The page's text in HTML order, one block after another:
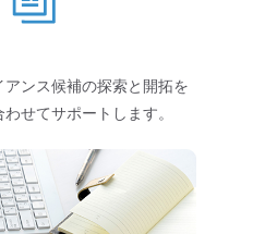
ンス候補の探索と開拓を
せてサポートします。